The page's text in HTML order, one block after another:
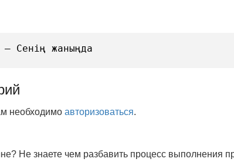
— Сенің жаныңда
необходимо авторизоваться.
Не знаете чем разбавить процесс